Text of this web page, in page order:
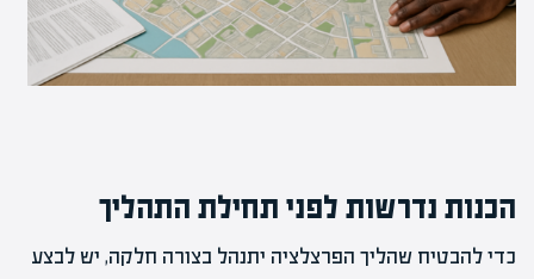
הכנות נדרשות לפני תחילת התהליך
כדי להבטיח שהליך הפרצלציה יתנהל בצורה חלקה, יש לבצע